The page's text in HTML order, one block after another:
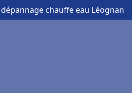
chauffe eau Léognan